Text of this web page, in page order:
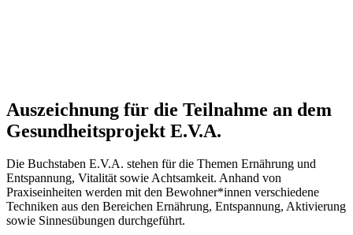
Auszeichnung für die Teilnahme an dem
Gesundheitsprojekt E.V.A.
Die Buchstaben E.V.A. stehen für die Themen Ernährung und
Entspannung, Vitalität sowie Achtsamkeit. Anhand von
Praxiseinheiten werden mit den Bewohner*innen verschiedene
Techniken aus den Bereichen Ernährung, Entspannung, Aktivierung
sowie Sinnesübungen durchgeführt.